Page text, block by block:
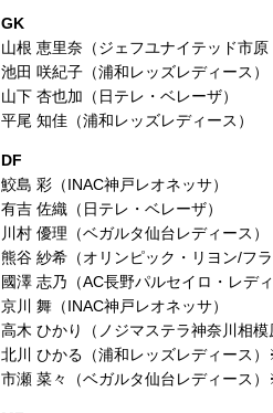
GK
山根 恵里奈（ジェフユナイテッド市原
池田 咲紀子（浦和レッズレディース）
山下 杏也加（日テレ・ベレーザ）
平尾 知佳（浦和レッズレディース）
DF
鮫島 彩（INAC神戸レオネッサ）
有吉 佐織（日テレ・ベレーザ）
川村 優理（ベガルタ仙台レディース）
熊谷 紗希（オリンピック・リヨン/フラ
國澤 志乃（AC長野パルセイロ・レディ
京川 舞（INAC神戸レオネッサ）
高木 ひかり（ノジマステラ神奈川相模
北川 ひかる（浦和レッズレディース
市瀬 菜々（ベガルタ仙台レディース